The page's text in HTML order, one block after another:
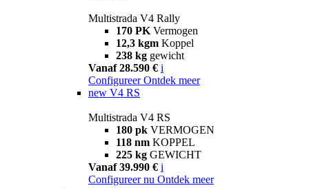
Multistrada V4 Rally
170 PK Vermogen
12,3 kgm Koppel
238 kg gewicht
Vanaf 28.590 € i
Configureer Ontdek meer
new V4 RS
Multistrada V4 RS
180 pk VERMOGEN
118 nm KOPPEL
225 kg GEWICHT
Vanaf 39.990 € i
Configureer nu Ontdek meer